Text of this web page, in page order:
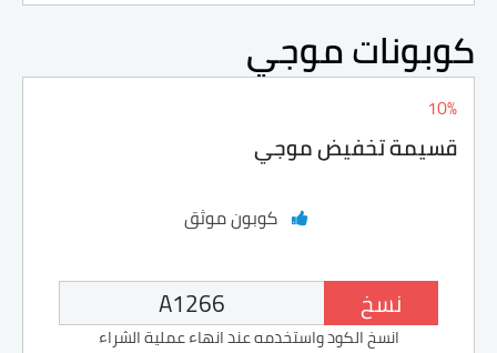
كوبونات موجي
10%
قسيمة تخفيض موجي
كوبون موثق
نسخ
انسخ الكود واستخدمه عند انهاء عملية الشراء